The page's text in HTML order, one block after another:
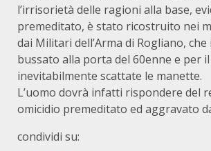
l’irrisorietà delle ragioni alla base,
premeditato, è stato ricostruito nei
dai Militari dell’Arma di Rogliano,
bussato alla porta del 60enne e per
inevitabilmente scattate le manette.
L’uomo dovrà infatti rispondere del
omicidio premeditato ed aggravato
condividi su: